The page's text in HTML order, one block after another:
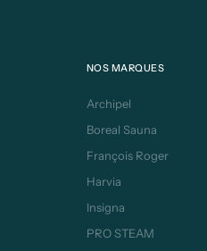
NOS MARQUES
Archipel
Boreal Sauna
François Roger
Harvia
Insigna
PRO STEAM